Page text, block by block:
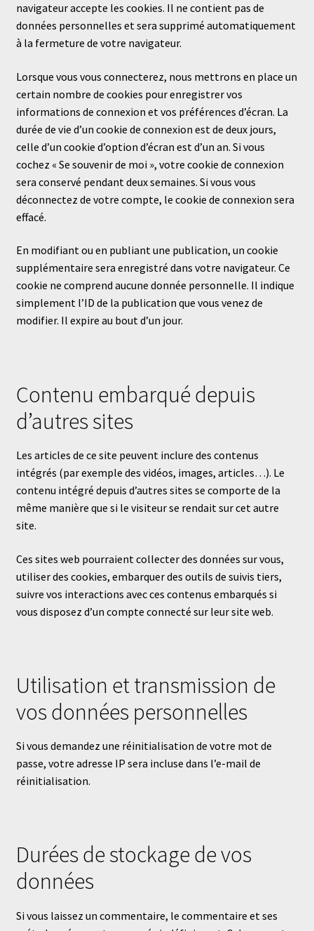
navigateur accepte les cookies. Il ne contient pas de
données personnelles et sera supprimé automatiquement
à la fermeture de votre navigateur.
Lorsque vous vous connecterez, nous mettrons en place un
certain nombre de cookies pour enregistrer vos
informations de connexion et vos préférences d’écran. La
durée de vie d’un cookie de connexion est de deux jours,
celle d’un cookie d’option d’écran est d’un an. Si vous
cochez « Se souvenir de moi », votre cookie de connexion
sera conservé pendant deux semaines. Si vous vous
déconnectez de votre compte, le cookie de connexion sera
effacé.
En modifiant ou en publiant une publication, un cookie
supplémentaire sera enregistré dans votre navigateur. Ce
cookie ne comprend aucune donnée personnelle. Il indique
simplement l’ID de la publication que vous venez de
modifier. Il expire au bout d’un jour.
Contenu embarqué depuis
d’autres sites
Les articles de ce site peuvent inclure des contenus
intégrés (par exemple des vidéos, images, articles…). Le
contenu intégré depuis d’autres sites se comporte de la
même manière que si le visiteur se rendait sur cet autre
site.
Ces sites web pourraient collecter des données sur vous,
utiliser des cookies, embarquer des outils de suivis tiers,
suivre vos interactions avec ces contenus embarqués si
vous disposez d’un compte connecté sur leur site web.
Utilisation et transmission de
vos données personnelles
Si vous demandez une réinitialisation de votre mot de
passe, votre adresse IP sera incluse dans l’e-mail de
réinitialisation.
Durées de stockage de vos
données
Si vous laissez un commentaire, le commentaire et ses